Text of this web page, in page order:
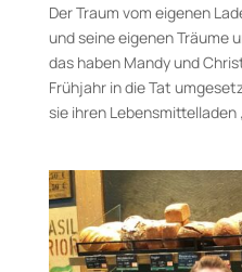
Der Traum vom eigenen
und seine eigenen Träume
das haben Mandy und
Frühjahr in die Tat
sie ihren Lebensmittelladen